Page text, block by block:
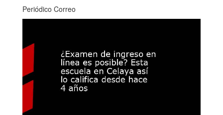
Periódico Correo